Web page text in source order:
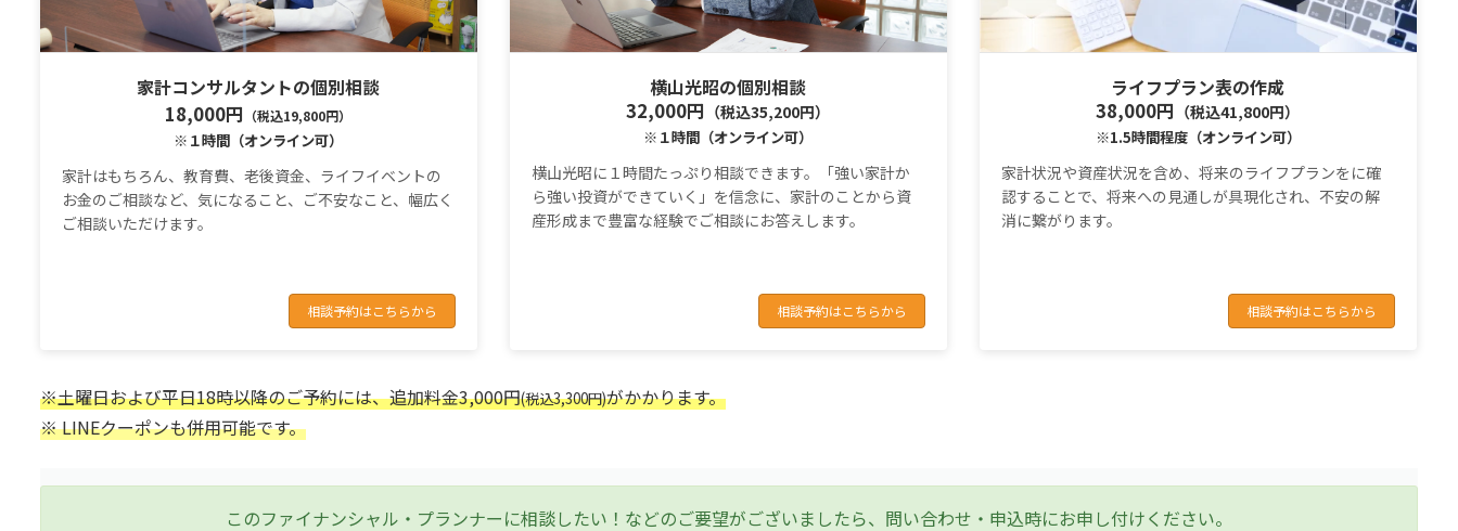
家計コンサルタントの個別相談
18,000円 （税込19,800円）
※１時間（オンライン可）
家計はもちろん、教育費、老後資金、ライフイベントの
お金のご相談など、気になること、ご不安なこと、幅広く
ご相談いただけます。
相談予約はこちらから
横山光昭の個別相談
32,000円 （税込35,200円）
※１時間（オンライン可）
横山光昭に１時間たっぷり相談できます。「強い家計か
ら強い投資ができていく」を信念に、家計のことから資
産形成まで豊富な経験でご相談にお答えします。
相談予約はこちらから
ライフプラン表の作成
38,000円 （税込41,800円）
※1.5時間程度（オンライン可）
家計状況や資産状況を含め、将来のライフプランをに確
認することで、将来への見通しが具現化され、不安の解
消に繋がります。
相談予約はこちらから
※土曜日および平日18時以降のご予約には、追加料金3,000円(税込3,300円)がかかります。
※ LINEクーポンも併用可能です。
このファイナンシャル・プランナーに相談したい！などのご要望がございましたら、問い合わせ・申込時にお申し付けください。